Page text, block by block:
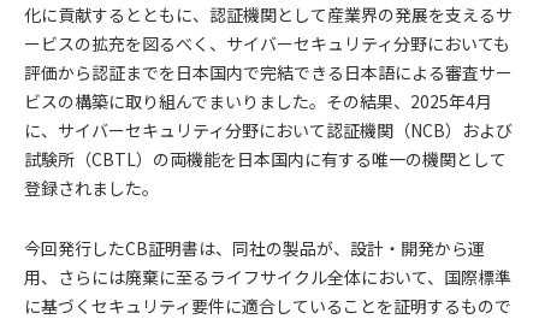
化に貢献するとともに、認証機関として産業界の発展を支えるサ
ービスの拡充を図るべく、サイバーセキュリティ分野においても
評価から認証までを日本国内で完結できる日本語による審査サー
ビスの構築に取り組んでまいりました。その結果、2025年4月
に、サイバーセキュリティ分野において認証機関（NCB）および
試験所（CBTL）の両機能を日本国内に有する唯一の機関として
登録されました。
今回発行したCB証明書は、同社の製品が、設計・開発から運
用、さらには廃棄に至るライフサイクル全体において、国際標準
に基づくセキュリティ要件に適合していることを証明するもので